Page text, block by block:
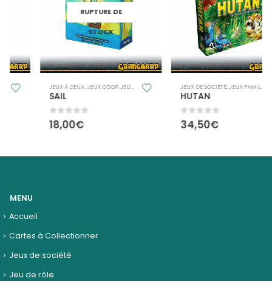
RUPTURE DE
STOCK
JEUX À DEUX,JEUX COOP,JEUX DE SOCIÉTÉ
out of 5
€
JEUX DE SOCIÉTÉ ,JEUX FAMILLE ,JEUX POUR
out of 5
€
MENU
Accueil
Cartes à Collectionner
Jeux de société
Jeu de rôle